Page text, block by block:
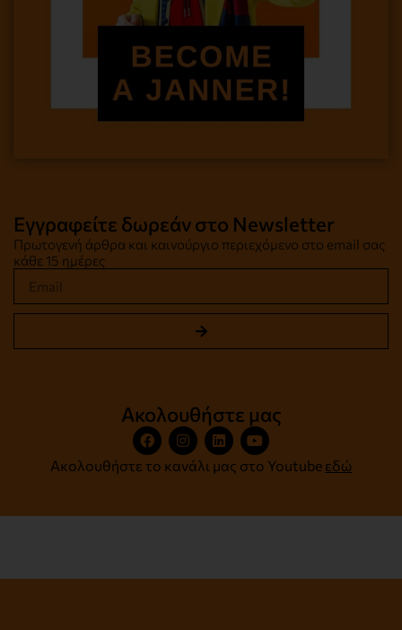
Εγγραφείτε δωρεάν στο Newsletter
Πρωτογενή άρθρα και καινούργιο περιεχόμενο στο email σας
κάθε 15 ημέρες
Ακολουθήστε μας
Ακολουθήστε το κανάλι μας στο Youtube εδώ